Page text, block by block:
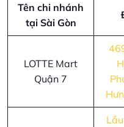
Tên chi nhánh
tại Sài Gòn
LOTTE Mart
Quận 7